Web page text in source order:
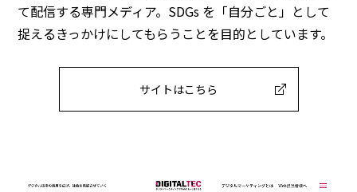
て配信する専門メディア。SDGs を「自分ごと」として
捉えるきっかけにしてもらうことを目的としています。
サイトはこちら